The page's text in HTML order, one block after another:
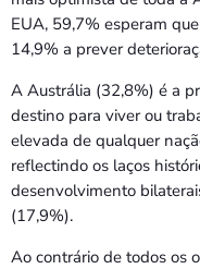
EUA, 59,7% esperam
14,9% a prever
A Austrália (32,8%) é a
destino para viver ou
elevada de qualquer
reflectindo os laços
desenvolvimento
(17,9%).
Ao contrário de todos os